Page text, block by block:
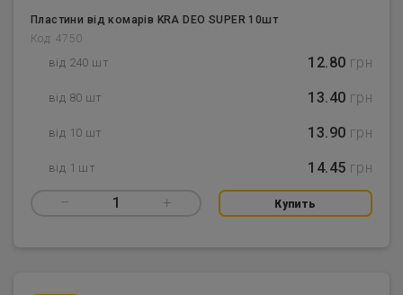
Пластини від комарів KRA DEO SUPER 10шт
Код: 4750
від 240 шт 12.80 грн
від 80 шт 13.40 грн
від 10 шт 13.90 грн
від 1 шт 14.45 грн
– 1 + Купить